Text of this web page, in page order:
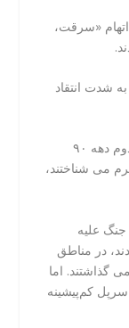
«سرقت،
شدت انتقاد
طالبان در دوره نخست حکومت شان در نیمه دوم دهه ۹۰
می شناختند،
علیه
در مناطق
گذاشتند. اما
کم‌پیشینه